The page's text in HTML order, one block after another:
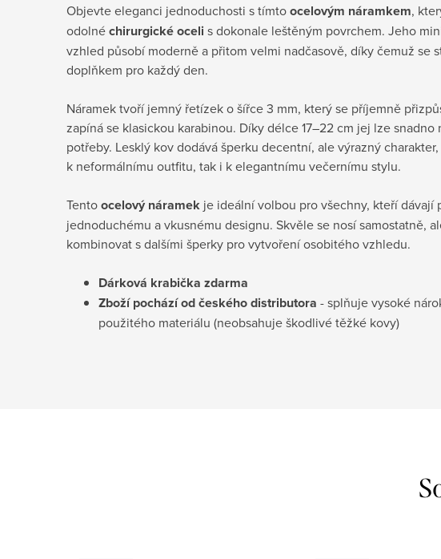
Objevte eleganci jednoduchosti s tímtoocelovým náramkem,
odolnéchirurgické oceli s dokonale leštěným povrchem. Jeho
vzhled působí moderně a přitom velmi nadčasově, díky čemuž se
doplňkem pro každý den.
Náramek tvoří jemný řetízek o šířce 3 mm, který se příjemně
zapíná se klasickou karabinou. Díky délce 17–22 cm jej lze snadno
potřeby. Lesklý kov dodává šperku decentní, ale výrazný
k neformálnímu outfitu, tak i k elegantnímu večernímu stylu.
Tentoocelový náramek je ideální volbou pro všechny, kteří dávají
jednoduchému a vkusnému designu. Skvěle se nosí samostatně,
kombinovat s dalšími šperky pro vytvoření osobitého vzhledu.
Dárková krabička zdarma
Zboží pochází od českého distributora - splňuje vysoké
použitého materiálu (neobsahuje škodlivé těžké kovy)